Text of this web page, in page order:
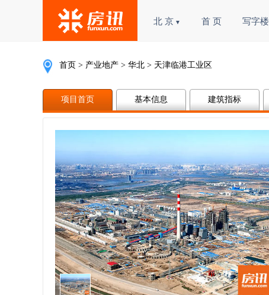
北 京 ▼ 首 页 写字楼
首页 > 产业地产 > 华北 > 天津临港工业区
项目首页 基本信息 建筑指标